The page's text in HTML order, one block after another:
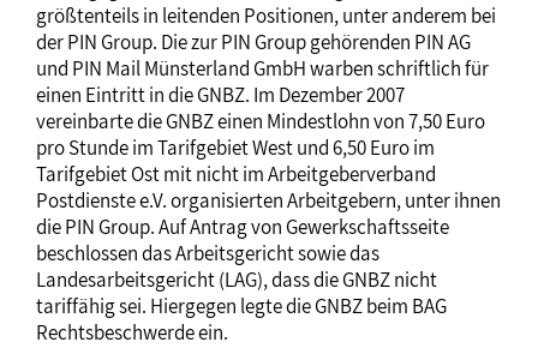
größtenteils in leitenden Positionen, unter anderem bei
der PIN Group. Die zur PIN Group gehörenden PIN AG
und PIN Mail Münsterland GmbH warben schriftlich für
einen Eintritt in die GNBZ. Im Dezember 2007
vereinbarte die GNBZ einen Mindestlohn von 7,50 Euro
pro Stunde im Tarifgebiet West und 6,50 Euro im
Tarifgebiet Ost mit nicht im Arbeitgeberverband
Postdienste e.V. organisierten Arbeitgebern, unter ihnen
die PIN Group. Auf Antrag von Gewerkschaftsseite
beschlossen das Arbeitsgericht sowie das
Landesarbeitsgericht (LAG), dass die GNBZ nicht
tariffähig sei. Hiergegen legte die GNBZ beim BAG
Rechtsbeschwerde ein.